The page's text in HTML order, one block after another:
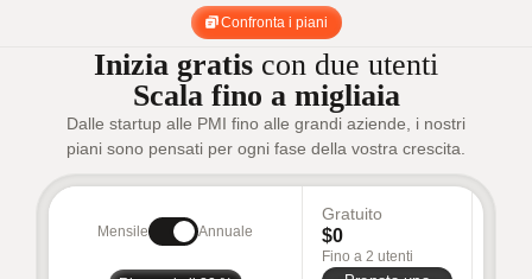
Confronta i piani
Inizia gratis con due utenti
Scala fino a migliaia
Dalle startup alle PMI fino alle grandi aziende, i nostri
piani sono pensati per ogni fase della vostra crescita.
Mensile Annuale
Gratuito
$0
Fino a 2 utenti